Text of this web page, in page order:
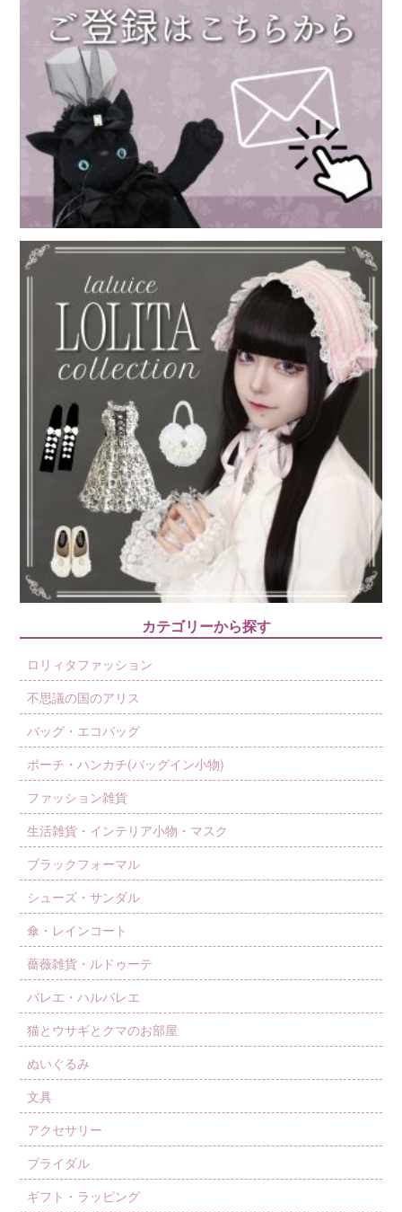
カテゴリーから探す
ロリィタファッション
不思議の国のアリス
バッグ・エコバッグ
ポーチ・ハンカチ(バッグイン小物)
ファッション雑貨
生活雑貨・インテリア小物・マスク
ブラックフォーマル
シューズ・サンダル
傘・レインコート
薔薇雑貨・ルドゥーテ
バレエ・ハルバレエ
猫とウサギとクマのお部屋
ぬいぐるみ
文具
アクセサリー
ブライダル
ギフト・ラッピング